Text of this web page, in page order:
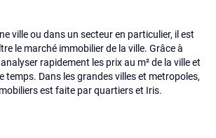
ville ou dans un secteur en particulier, il est
le marché immobilier de la ville. Grâce à
rapidement les prix au m² de la ville et
temps. Dans les grandes villes et metropoles,
est faite par quartiers et Iris.